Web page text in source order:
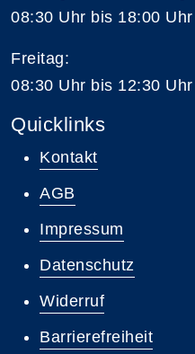
08:30 Uhr bis 18:00 Uhr
Freitag:
08:30 Uhr bis 12:30 Uhr
Quicklinks
Kontakt
AGB
Impressum
Datenschutz
Widerruf
Barrierefreiheit